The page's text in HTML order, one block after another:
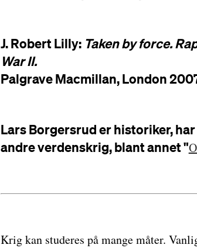
J. Robert Lilly: Taken by force.
War II.
Palgrave Macmillan, London
Lars Borgersruder historiker,
andre verdenskrig, blant annet "
Krig kan studeres på mange måter.